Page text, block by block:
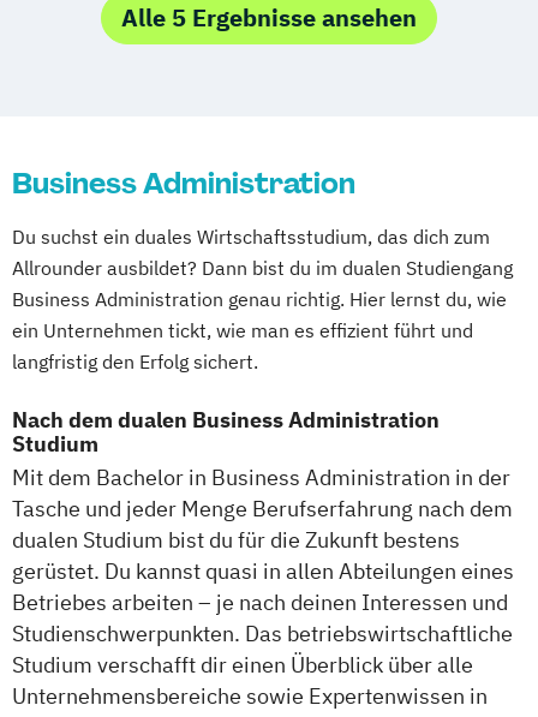
Advanced Practice in Healthcare – Health
Professional Education
Business Management (versch.
Digital Business Management
Digitalisierung in der Sozialen Arbeit
Elektrotechnik und Informationstechnik
Entrepreneurship
Executive Engineering
Governance Sozialer Arbeit Informatik
Integrated Engineering
Marketing
Maschinenbau
Master of Business Administration
Media and Data-driven Business
Personalmanagement und
Wirtschaftspsychologie
Planung und Koordination in der Sozialen
Arbeit
Alle 5 Ergebnisse ansehen
Business Administration
Du suchst ein duales Wirtschaftsstudium, das dich zum
Allrounder ausbildet? Dann bist du im dualen Studiengang
Business Administration genau richtig. Hier lernst du, wie
ein Unternehmen tickt, wie man es effizient führt und
langfristig den Erfolg sichert.
Nach dem dualen Business Administration
Studium
Mit dem Bachelor in Business Administration in der
Tasche und jeder Menge Berufserfahrung nach dem
dualen Studium bist du für die Zukunft bestens
gerüstet. Du kannst quasi in allen Abteilungen eines
Betriebes arbeiten – je nach deinen Interessen und
Studienschwerpunkten. Das betriebswirtschaftliche
Studium verschafft dir einen Überblick über alle
Unternehmensbereiche sowie Expertenwissen in